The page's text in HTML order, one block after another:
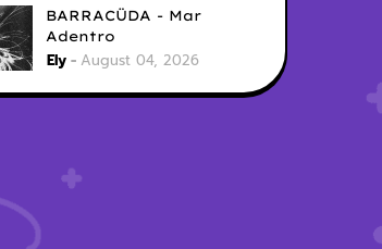
BARRACÜDA - Mar
Adentro
Ely August 04, 2026